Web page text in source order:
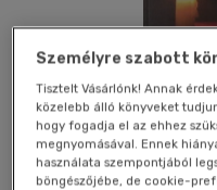
Személyre szabott
Tisztelt Vásárlónk! Annak
közelebb álló könyveket
hogy fogadja el az ehhez
megnyomásával. Ennek
használata szempontjából
böngészőjébe, de cookie-